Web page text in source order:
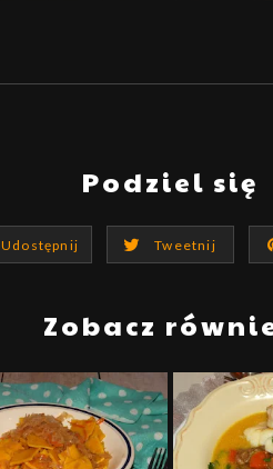
Podziel się
Udostępnij Tweetnij
Zobacz